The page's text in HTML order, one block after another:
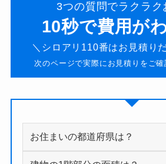
3つの質問でラクラク
10秒で費用が
＼シロアリ110番はお見積り
次のページで実際にお見積りをご確